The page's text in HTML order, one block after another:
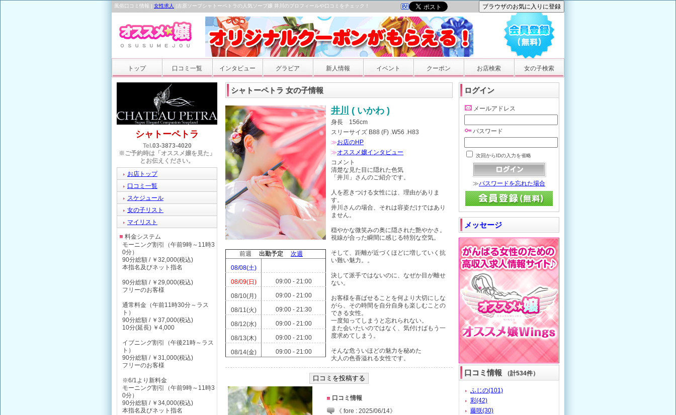
風俗口コミ情報 | 女性求人 |吉原ソープシャトーペトラの人気ソープ嬢 井川のプロフィールや口コミをチェック！
トップ 口コミ一覧 インタビュー グラビア 新人情報 イベント クーポン お店検索 女の子検索
シャトーペトラ 女の子情報
前週 出勤予定
次週
08/08(土)
08/09(日)
09:00 - 21:00
08/10(月) 09:00 - 21:00
08/11(火) 09:00 - 21:30
08/12(水) 09:00 - 21:00
08/13(木) 09:00 - 21:00
08/14(金) 09:00 - 21:00
井川 ( いかわ )
身長 156cm
スリーサイズ B88 (F) .W56 .H83
≫お店のHP
≫オススメ嬢インタビュー
コメント
清楚な見た目に隠れた色気
「井川」さんのご紹介です。
人を惹きつける女性には、理由がありま
す。
井川さんの場合、それは容姿だけではあり
ません。
穏やかな微笑みの奥に隠された艶やかさ。
視線が合った瞬間に感じる特別な空気。
そして、距離が近づくほどに増していく抗
い難い魅力。。
決して派手ではないのに、なぜか目が離せ
ない。
お客様を喜ばせることを何より大切にしな
がら、その時間を自分自身も楽しむことの
できる女性。
一度知ってしまうと忘れられない。
また会いたいのではなく、気付けばもう一
度求めてしまう。
そんな危ういほどの魅力を秘めた
大人の色香溢れる女性です。
口コミ情報
《 fore : 2025/06/14》
ログイン
メールアドレス
パスワード
次回からIDの入力を省略
≫パスワードを忘れた場合
メッセージ
口コミ情報 （計534件）
ふじの(101)
彩(42)
藤咲(30)
シャトーペトラ
Tel.03-3873-4020
※ご予約時は「オススメ嬢を見た」
とお伝えください。
お店トップ
口コミ一覧
スケジュール
女の子リスト
マイリスト
料金システム
モーニング割引（午前9時～11時3
0分）
90分総額 / ￥32,000(税込)
本指名及びネット指名
90分総額 / ￥29,000(税込)
フリーのお客様
通常料金（午前11時30分～ラス
ト）
90分総額 / ￥37,000(税込)
10分(延長) ￥4,000
イブニング割引（午後21時～ラス
ト）
90分総額 / ￥31,000(税込)
フリーのお客様
※6/1より新料金
モーニング割引（午前9時～11時3
0分）
90分総額 / ￥34,000(税込)
本指名及びネット指名